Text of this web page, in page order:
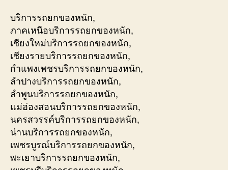
บริการรถยกของหนัก,
ภาคเหนือบริการรถยกของหนัก,
เชียงใหม่บริการรถยกของหนัก,
เชียงรายบริการรถยกของหนัก,
กำแพงเพชรบริการรถยกของหนัก,
ลำปางบริการรถยกของหนัก,
ลำพูนบริการรถยกของหนัก,
แม่ฮ่องสอนบริการรถยกของหนัก,
นครสวรรค์บริการรถยกของหนัก,
น่านบริการรถยกของหนัก,
เพชรบูรณ์บริการรถยกของหนัก,
พะเยาบริการรถยกของหนัก,